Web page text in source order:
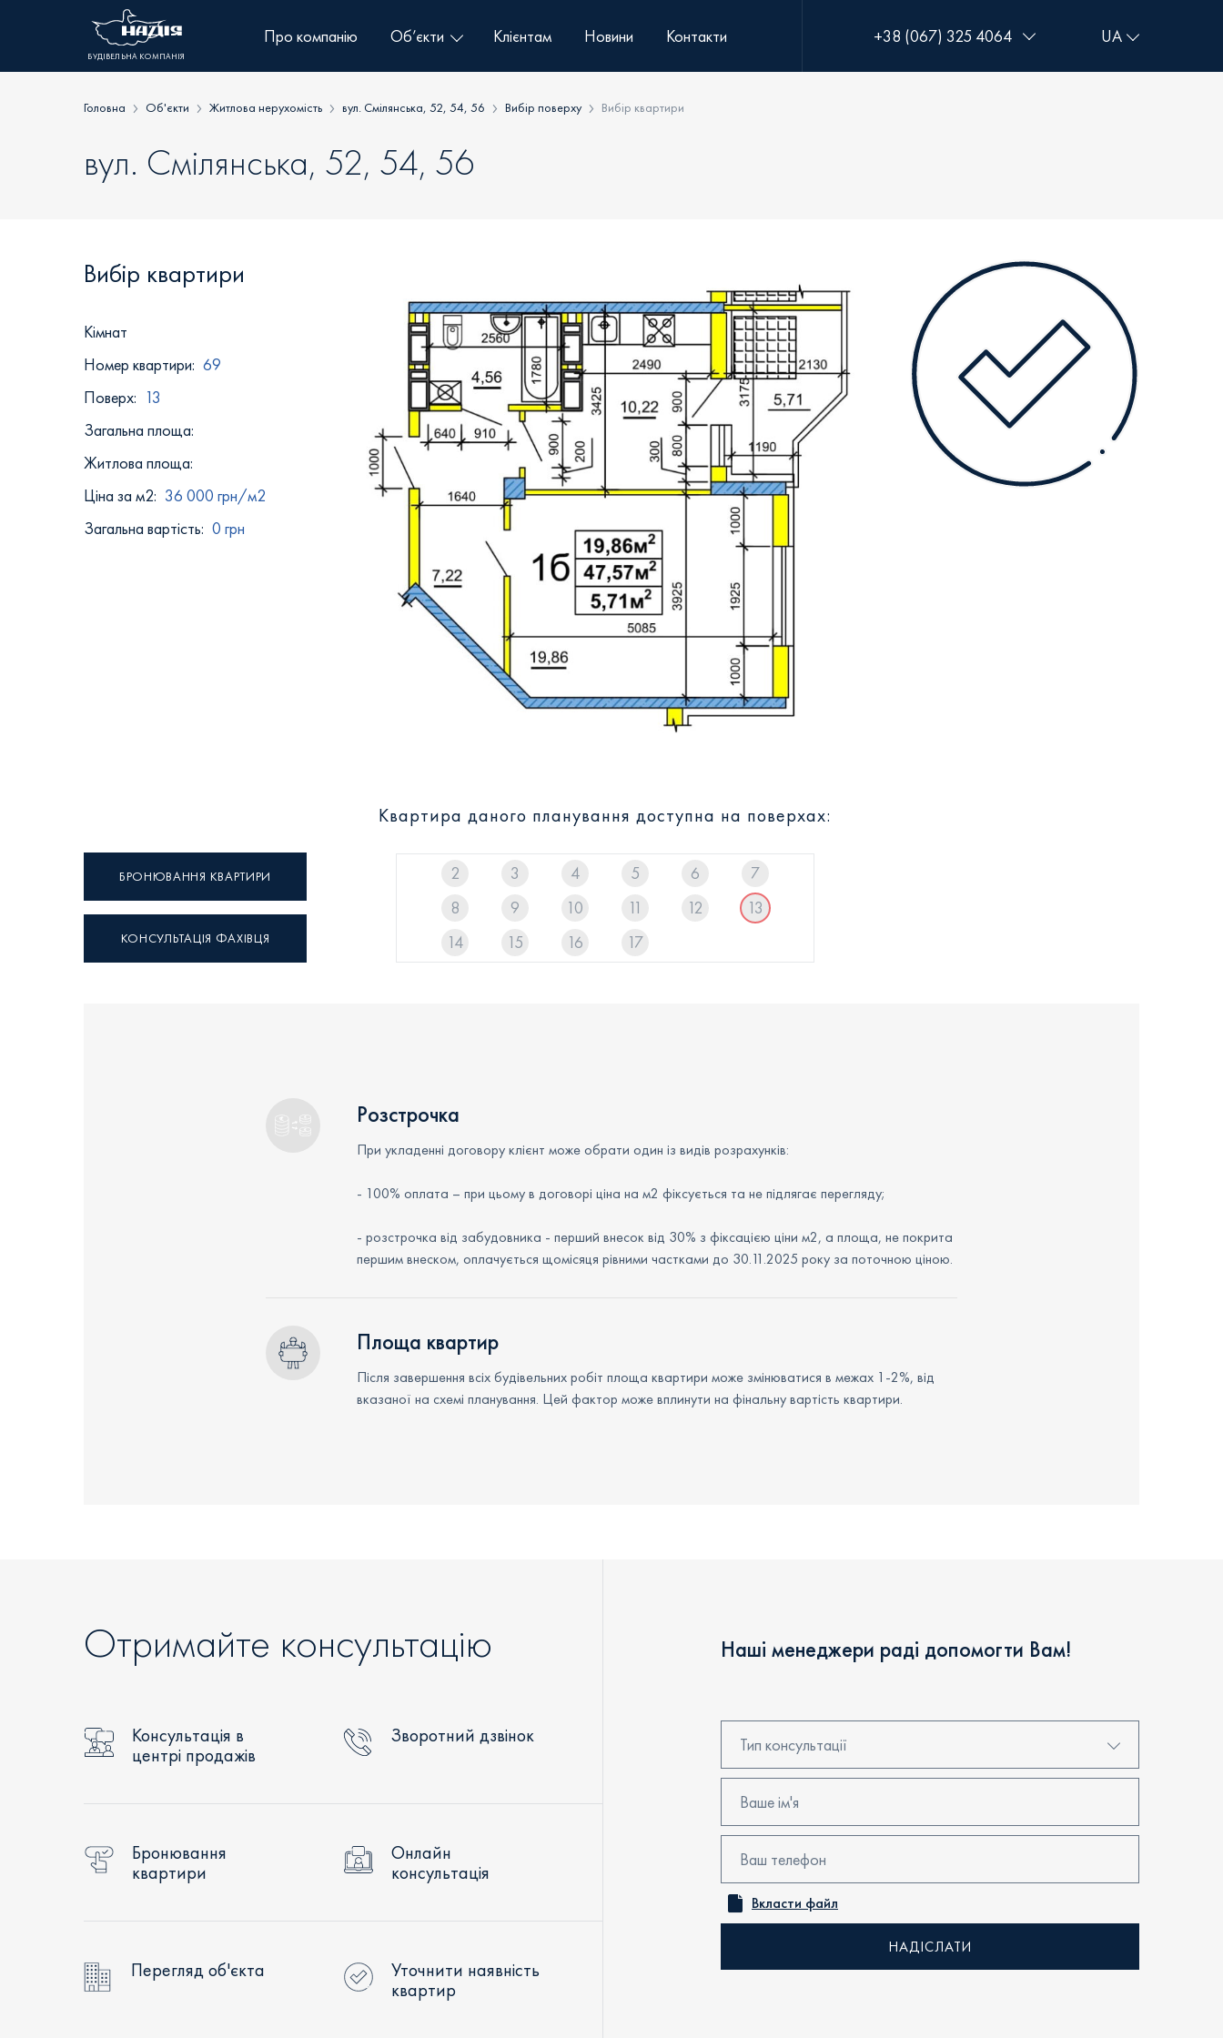
БУДІВЕЛЬНА КОМПАНІЯ
Про компанію Об’єкти Клієнтам Новини Контакти
+38 (067) 325 4064
Головна Об'єкти Житлова нерухомість вул. Смілянська, 52, 54, 56 Вибір поверху Вибір квартири
вул. Смілянська, 52, 54, 56
Вибір квартири
Кiмнат
Номер квартири: 69
Поверх: 13
Загальна площа:
Житлова площа:
Ціна за м2: 36 000 грн/м2
Загальна вартість: 0 грн
БРОНЮВАННЯ КВАРТИРИ
КОНСУЛЬТАЦІЯ ФАХІВЦЯ
Квартира даного планування доступна на поверхах:
2 3 4 5 6
7
8
9 10 11 12
13
14
15 16 17
Розстрочка
При укладенні договору клієнт може обрати один із видів розрахунків:
- 100% оплата – при цьому в договорі ціна на м2 фіксується та не підлягає перегляду;
- розстрочка від забудовника - перший внесок від 30% з фіксацією ціни м2, а площа, не покрита
першим внеском, оплачується щомісяця рівними частками до 30.11.2025 року за поточною ціною.
Площа квартир
Після завершення всіх будівельних робіт площа квартири може змінюватися в межах 1-2%, від
вказаної на схемі планування. Цей фактор може вплинути на фінальну вартість квартири.
Отримайте консультацію
Консультація в
центрі продажів
Зворотний дзвінок
Бронювання
квартири
Онлайн
консультація
Перегляд об'єкта
Уточнити наявність
квартир
Наші менеджери раді допомогти Вам!
Тип консультації
Бронювання
Онлайн консультація
Вкласти файл